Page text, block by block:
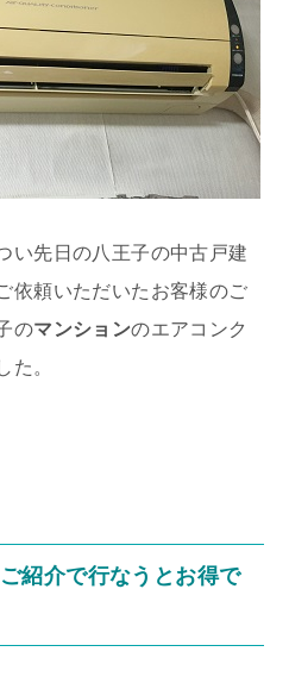
い先日の八王子の中古戸建
依頼いただいたお客様のご
のマンションのエアコンク
た。
紹介で行なうとお得で